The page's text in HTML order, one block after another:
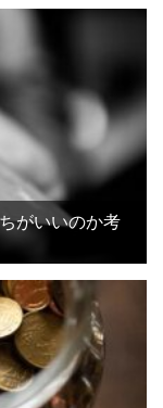
がいいのか考